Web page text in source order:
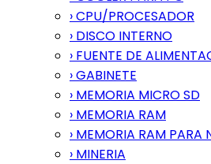
› CPU/PROCESADOR
› DISCO INTERNO
› FUENTE DE
› GABINETE
› MEMORIA MICRO SD
› MEMORIA RAM
› MEMORIA RAM PARA
› MINERIA